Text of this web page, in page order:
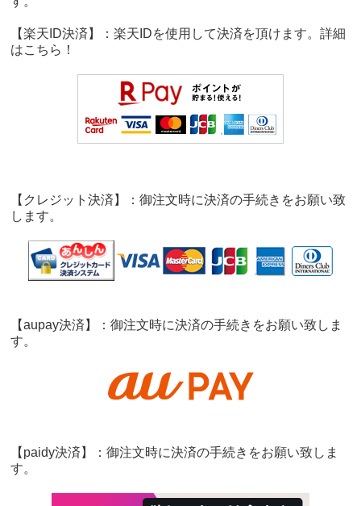
【楽天ID決済】：楽天IDを使用して決済を頂けます。詳細
はこちら！
【クレジット決済】：御注文時に決済の手続きをお願い致
します。
【aupay決済】：御注文時に決済の手続きをお願い致しま
す。
【paidy決済】：御注文時に決済の手続きをお願い致しま
す。